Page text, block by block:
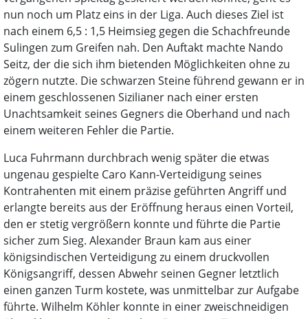
nun noch um Platz eins in der Liga. Auch dieses Ziel ist
nach einem 6,5 : 1,5 Heimsieg gegen die Schachfreunde
Sulingen zum Greifen nah. Den Auftakt machte Nando
Seitz, der die sich ihm bietenden Möglichkeiten ohne zu
zögern nutzte. Die schwarzen Steine führend gewann er in
einem geschlossenen Sizilianer nach einer ersten
Unachtsamkeit seines Gegners die Oberhand und nach
einem weiteren Fehler die Partie.
Luca Fuhrmann durchbrach wenig später die etwas
ungenau gespielte Caro Kann-Verteidigung seines
Kontrahenten mit einem präzise geführten Angriff und
erlangte bereits aus der Eröffnung heraus einen Vorteil,
den er stetig vergrößern konnte und führte die Partie
sicher zum Sieg. Alexander Braun kam aus einer
königsindischen Verteidigung zu einem druckvollen
Königsangriff, dessen Abwehr seinen Gegner letztlich
einen ganzen Turm kostete, was unmittelbar zur Aufgabe
führte. Wilhelm Köhler konnte in einer zweischneidigen